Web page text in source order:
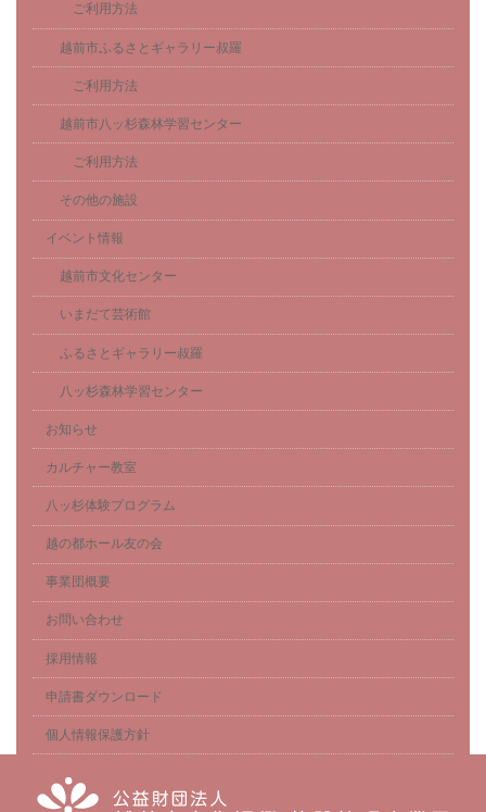
ご利用方法
越前市ふるさとギャラリー叔羅
ご利用方法
越前市八ッ杉森林学習センター
ご利用方法
その他の施設
イベント情報
越前市文化センター
いまだて芸術館
ふるさとギャラリー叔羅
八ッ杉森林学習センター
お知らせ
カルチャー教室
八ッ杉体験プログラム
越の都ホール友の会
事業団概要
お問い合わせ
採用情報
申請書ダウンロード
個人情報保護方針